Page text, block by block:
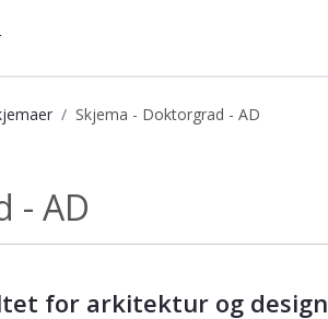
Skjema - Doktorgrad - AD
- AD
for arkitektur og design